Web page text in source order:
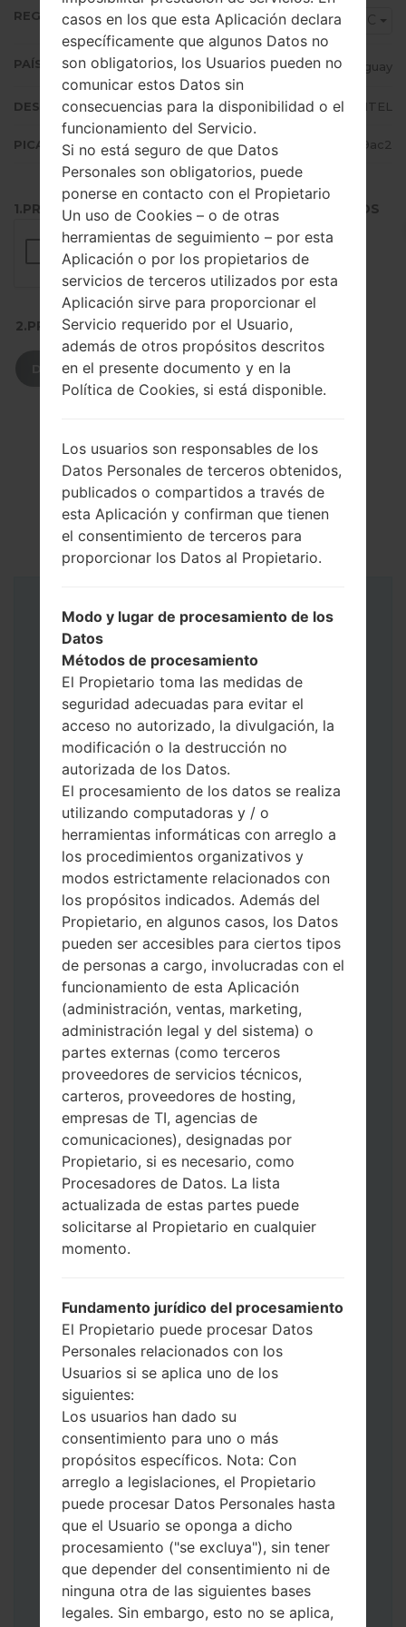
REGIÓN ANC
PAÍS (UN/EL PAÍS) Uruguay
DESCRIPCIÓN ANTEL
PICADILLO 816a68ea95579112545452029d59ac2
1.PRESIONE EL BOTÓN PARA CARGAR LOS ARCHIVOS
2.PRESIONE PARA DESCARGAR
DESCARGAR
Instrucciones
Descargue a su PC: la última versión de
Odin 3.
A continuación, extraiga el archivo de
firmware.
Debe obtener 1 (si es archivo 1, elíjalo aquí)
o 5 (si es archivo 5, selecciónelo aquí):
AP: "Sistema y Recuperación"
CP: "Módem y Radio"
CSC _ ***: "País y región y operador"
HOME_CSC _ ***: "País y regióny
operador"
Agregue todos los archivos a Odin 3.
Si desea hacer clean flash, use CSC _ *** o
use HOME_CSC _ *** para mantener sus
datos y aplicaciones.
Ahora apague su teléfono y entre al Modo
de Descarga. Cómo hacer todos los
Presione y mantenga presionados la
tecla de Encendido, el botón de Subir
volumen y la tecla de Bixby.
Presione y mantenga presionadas las
teclas de Subir y de Bajar volumen y
luego conecte un cable USB.
Presione y mantenga presionados la
tecla de Encendido, el botón de Bajar
volumen y la tecla de Inicio.
Conecte un cable USB, luego
mantenga presionados el botón de Bixby
y la tecla de Bajar volumen.
Presione y mantenga presionados la
tecla de Encendido y el botón de Subir
volumen.
casos en los que esta Aplicación declara
específicamente que algunos Datos no
son obligatorios, los Usuarios pueden no
comunicar estos Datos sin
consecuencias para la disponibilidad o el
funcionamiento del Servicio.
Si no está seguro de que Datos
Personales son obligatorios, puede
ponerse en contacto con el Propietario
Un uso de Cookies – o de otras
herramientas de seguimiento – por esta
Aplicación o por los propietarios de
servicios de terceros utilizados por esta
Aplicación sirve para proporcionar el
Servicio requerido por el Usuario,
además de otros propósitos descritos
en el presente documento y en la
Política de Cookies, si está disponible.
Los usuarios son responsables de los
Datos Personales de terceros obtenidos,
publicados o compartidos a través de
esta Aplicación y confirman que tienen
el consentimiento de terceros para
proporcionar los Datos al Propietario.
Modo y lugar de procesamiento de los
Datos
Métodos de procesamiento
El Propietario toma las medidas de
seguridad adecuadas para evitar el
acceso no autorizado, la divulgación, la
modificación o la destrucción no
autorizada de los Datos.
El procesamiento de los datos se realiza
utilizando computadoras y / o
herramientas informáticas con arreglo a
los procedimientos organizativos y
modos estrictamente relacionados con
los propósitos indicados. Además del
Propietario, en algunos casos, los Datos
pueden ser accesibles para ciertos tipos
de personas a cargo, involucradas con el
funcionamiento de esta Aplicación
(administración, ventas, marketing,
administración legal y del sistema) o
partes externas (como terceros
proveedores de servicios técnicos,
carteros, proveedores de hosting,
empresas de TI, agencias de
comunicaciones), designadas por
Propietario, si es necesario, como
Procesadores de Datos. La lista
actualizada de estas partes puede
solicitarse al Propietario en cualquier
momento.
Fundamento jurídico del procesamiento
El Propietario puede procesar Datos
Personales relacionados con los
Usuarios si se aplica uno de los
siguientes:
Los usuarios han dado su
consentimiento para uno o más
propósitos específicos. Nota: Con
arreglo a legislaciones, el Propietario
puede procesar Datos Personales hasta
que el Usuario se oponga a dicho
procesamiento ("se excluya"), sin tener
que depender del consentimiento ni de
ninguna otra de las siguientes bases
legales. Sin embargo, esto no se aplica,